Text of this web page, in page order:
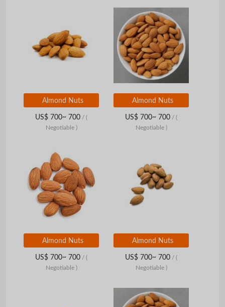
Almond Nuts
US$ 700~ 700 / (
Negotiable )
Almond Nuts
US$ 700~ 700 / (
Negotiable )
Almond Nuts
US$ 700~ 700 / (
Negotiable )
Almond Nuts
US$ 700~ 700 / (
Negotiable )